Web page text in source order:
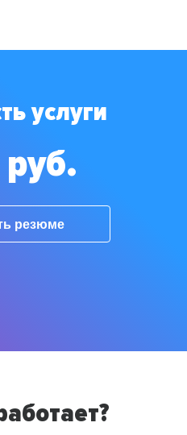
услуги
резюме